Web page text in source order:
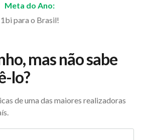
Meta do Ano:
1bi para o Brasil!
mas não sabe
lo?
de uma das maiores realizadoras